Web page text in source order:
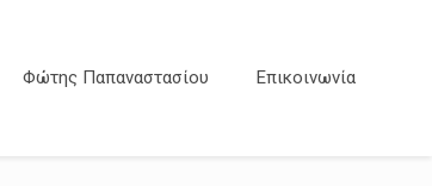
Φώτης Παπαναστασίου Επικοινωνία